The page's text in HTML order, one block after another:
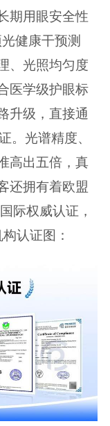
期用眼安全性
健康干预测
、光照均匀度
医学级护眼标
升级，直接通
。光谱精度、
高出五倍，真
还拥有着欧盟
际权威认证，
认证图：